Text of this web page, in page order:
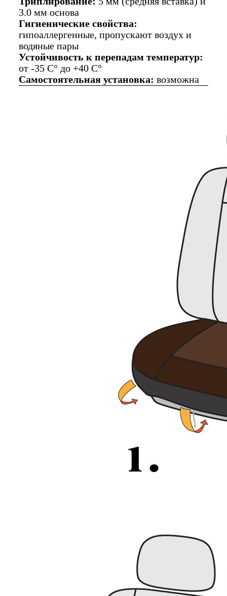
3.0 мм основа
Гигиенические свойства:
гипоаллергенные, пропускают воздух и
водяные пары
Устойчивость к перепадам температур:
от -35 C° до +40 C°
Самостоятельная установка: возможна